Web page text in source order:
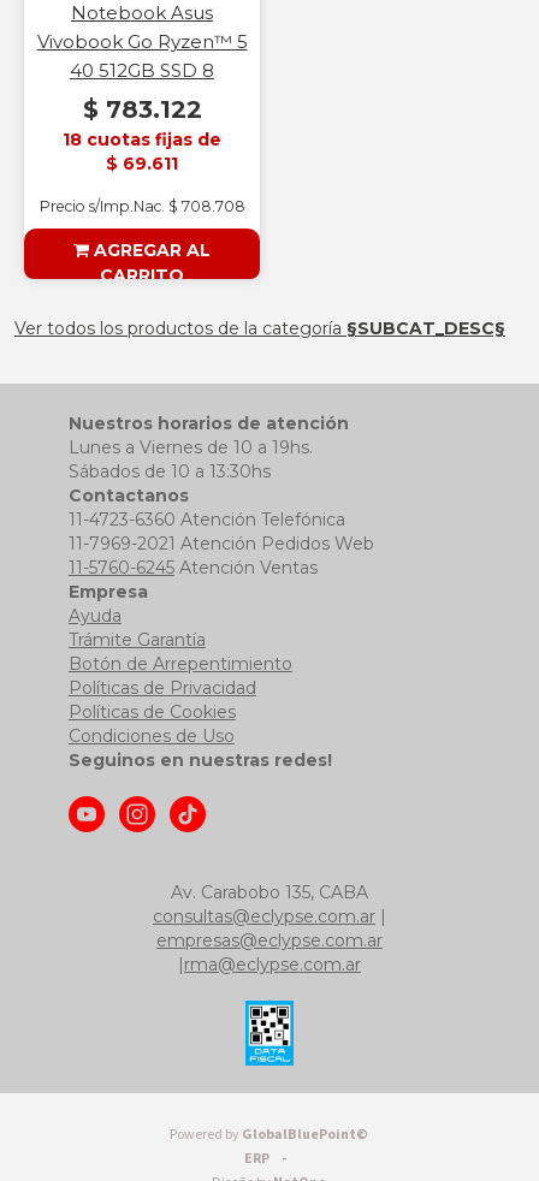
Notebook Asus
Vivobook Go Ryzen™ 5
40 512GB SSD 8
$ 783.122
18 cuotas fijas de
$ 69.611
Precio s/Imp.Nac. $ 708.708
AGREGAR AL
CARRITO
Ver todos los productos de la categoría §SUBCAT_DESC§
Nuestros horarios de atención
Lunes a Viernes de 10 a 19hs.
Sábados de 10 a 13:30hs
Contactanos
11-4723-6360 Atención Telefónica
11-7969-2021 Atención Pedidos Web
11-5760-6245Atención Ventas
Empresa
Ayuda
Trámite Garantía
Botón de Arrepentimiento
Políticas de Privacidad
Políticas de Cookies
Condiciones de Uso
Seguinos en nuestras redes!
Av. Carabobo 135, CABA
consultas@eclypse.com.ar |
empresas@eclypse.com.ar
|rma@eclypse.com.ar
Powered by GlobalBluePoint©
ERP -